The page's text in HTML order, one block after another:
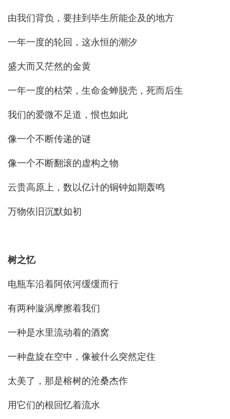
由我们背负，要挂到毕生所能企及的地方
一年一度的轮回，这永恒的潮汐
盛大而又茫然的金黄
一年一度的枯荣，生命金蝉脱壳，死而后生
我们的爱微不足道，恨也如此
像一个不断传递的谜
像一个不断翻滚的虚构之物
云贵高原上，数以亿计的铜钟如期轰鸣
万物依旧沉默如初
树之忆
电瓶车沿着阿依河缓缓而行
有两种漩涡摩擦着我们
一种是水里流动着的酒窝
一种盘旋在空中，像被什么突然定住
太美了，那是榕树的沧桑杰作
用它们的根回忆着流水